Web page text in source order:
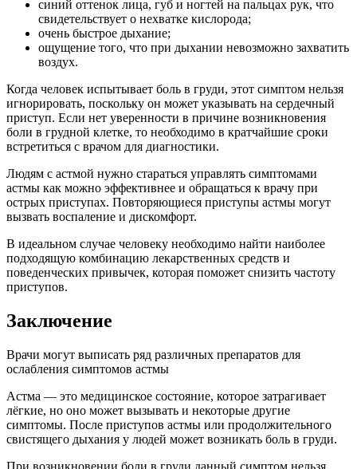
синий оттенок лица, губ и ногтей на пальцах рук, что
свидетельствует о нехватке кислорода;
очень быстрое дыхание;
ощущение того, что при дыхании невозможно захватить
воздух.
Когда человек испытывает боль в груди, этот симптом нельзя
игнорировать, поскольку он может указывать на сердечный
приступ. Если нет уверенности в причине возникновения
боли в грудной клетке, то необходимо в кратчайшие сроки
встретиться с врачом для диагностики.
Людям с астмой нужно стараться управлять симптомами
астмы как можно эффективнее и обращаться к врачу при
острых приступах. Повторяющиеся приступы астмы могут
вызвать воспаление и дискомфорт.
В идеальном случае человеку необходимо найти наиболее
подходящую комбинацию лекарственных средств и
поведенческих привычек, которая поможет снизить частоту
приступов.
Заключение
Врачи могут выписать ряд различных препаратов для
ослабления симптомов астмы
Астма — это медицинское состояние, которое затрагивает
лёгкие, но оно может вызывать и некоторые другие
симптомы. После приступов астмы или продолжительного
свистящего дыхания у людей может возникать боль в груди.